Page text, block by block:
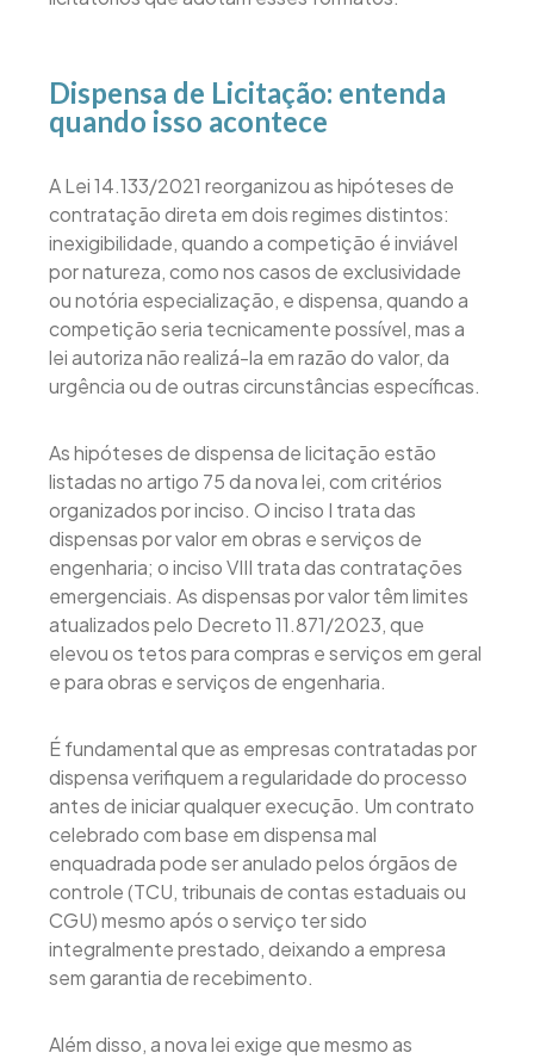
Dispensa de Licitação: entenda
quando isso acontece
A Lei 14.133/2021 reorganizou as hipóteses de
contratação direta em dois regimes distintos:
inexigibilidade, quando a competição é inviável
por natureza, como nos casos de exclusividade
ou notória especialização, e dispensa, quando a
competição seria tecnicamente possível, mas a
lei autoriza não realizá-la em razão do valor, da
urgência ou de outras circunstâncias específicas.
As hipóteses de dispensa de licitação estão
listadas no artigo 75 da nova lei, com critérios
organizados por inciso. O inciso I trata das
dispensas por valor em obras e serviços de
engenharia; o inciso VIII trata das contratações
emergenciais. As dispensas por valor têm limites
atualizados pelo Decreto 11.871/2023, que
elevou os tetos para compras e serviços em geral
e para obras e serviços de engenharia.
É fundamental que as empresas contratadas por
dispensa verifiquem a regularidade do processo
antes de iniciar qualquer execução. Um contrato
celebrado com base em dispensa mal
enquadrada pode ser anulado pelos órgãos de
controle (TCU, tribunais de contas estaduais ou
CGU) mesmo após o serviço ter sido
integralmente prestado, deixando a empresa
sem garantia de recebimento.
Além disso, a nova lei exige que mesmo as